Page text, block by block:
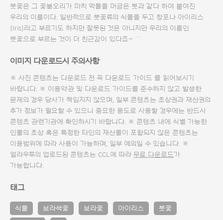
붓꽃은 그 꽃봉오리가 마치 먹물을 머금은 붓과 같다 하여 붙여진
우리의 이름이다. 일반적으로 붓꽃류의 식물을 두고 창포나 아이리스
(Iris)라고 부르기도 하지만 잘못된 것은 아니지만 우리의 이름인
붓꽃으로 부르는 것이 더 친근감이 있다죠~ ^^
이미지 다운로드시 주의사항
※ 사진 콘텐츠는 다운로드 전 꼭 다운로드 가이드 를 읽어보시기
바랍니다. ※ 이용약관 및 다운로드 가이드를 준수하지 않고 발생한
문제의 경우 당사가 책임지지 않으며, 일부 콘텐츠는 초상권과 재산권의
추가 정보가 필요할 수 있으니 중요한 용도로 사용할 경우에는 반드시
콘텐츠 관련기관에 확인하시기 바랍니다. ※ 콘텐츠 내에 식별 가능한
인물의 초상 혹은 특정한 타인의 재산물이 포함되지 않은 콘텐츠는
이용범위에 따라 사용이 가능하며, 일부 예외일 수 있습니다. ※
얼라우투의 업로드된 콘텐츠는 CCL에 따라 무료 다운로드가
가능합니다.
태그
식물 보라색꽃 보라꽃 아이리스 붓꽃